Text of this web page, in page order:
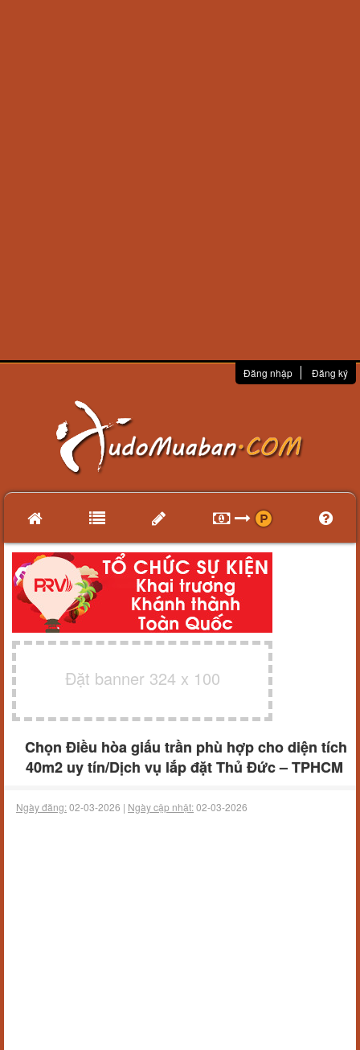
Đăng nhập Đăng ký
Đặt banner 324 x 100
Chọn Điều hòa giấu trần phù hợp cho diện tích
40m2 uy tín/Dịch vụ lắp đặt Thủ Đức – TPHCM
Ngày đăng:02-03-2026 | Ngày cập nhật:02-03-2026